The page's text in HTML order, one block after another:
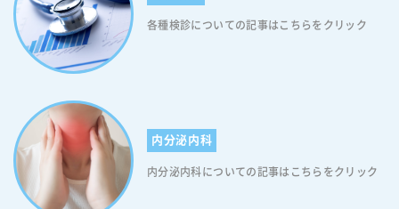
各種検診についての記事はこちらをクリック
内分泌内科
内分泌内科についての記事はこちらをクリック